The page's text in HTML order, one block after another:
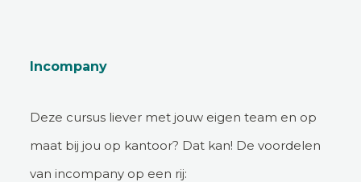
Incompany
Deze cursus liever met jouw eigen team en op
maat bij jou op kantoor? Dat kan! De voordelen
van incompany op een rij: